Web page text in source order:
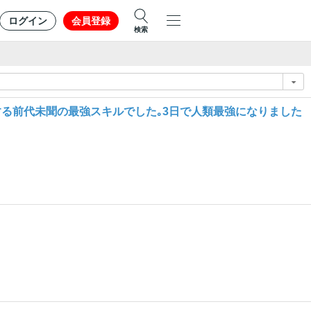
ログイン 会員登録
検索
前代未聞の最強スキルでした｡3日で人類最強になりました